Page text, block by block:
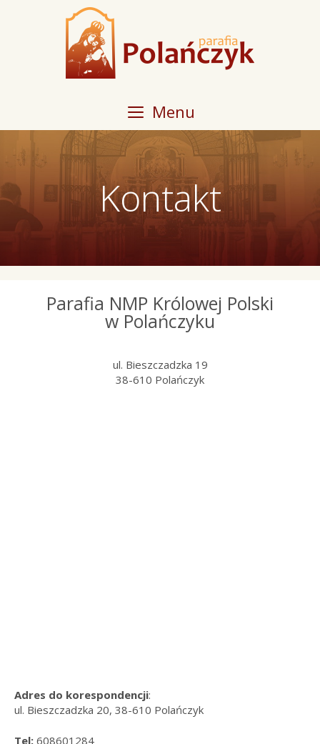
Menu
Kontakt
Parafia NMP Królowej Polski
w Polańczyku
ul. Bieszczadzka 19
38-610 Polańczyk
Adres do korespondencji:
ul. Bieszczadzka 20, 38-610 Polańczyk
Tel: 608601284